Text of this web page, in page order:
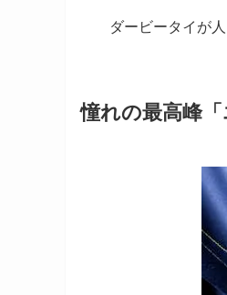
ダービータイが
憧れの最高峰